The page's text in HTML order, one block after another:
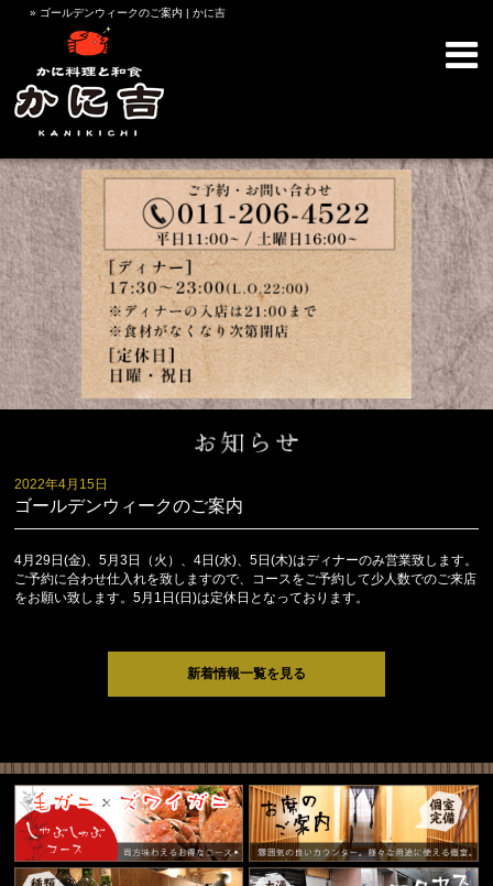
» ゴールデンウィークのご案内 | かに吉
2022年4月15日
ゴールデンウィークのご案内
4月29日(金)、5月3日（火）、4日(水)、5日(木)はディナーのみ営業致します。
ご予約に合わせ仕入れを致しますので、コースをご予約して少人数でのご来店
をお願い致します。5月1日(日)は定休日となっております。
新着情報一覧を見る